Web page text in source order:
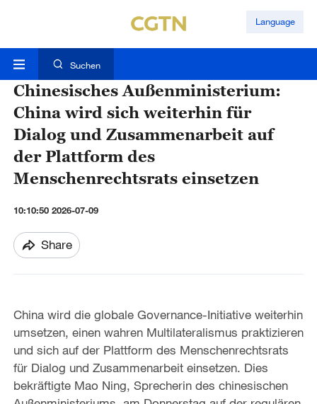
Language
Suchen
Chinesisches Außenministerium:
China wird sich weiterhin für
Dialog und Zusammenarbeit auf
der Plattform des
Menschenrechtsrats einsetzen
10:10:50 2026-07-09
Share
China wird die globale Governance-Initiative weiterhin
umsetzen, einen wahren Multilateralismus praktizieren
und sich auf der Plattform des Menschenrechtsrats
für Dialog und Zusammenarbeit einsetzen. Dies
bekräftigte Mao Ning, Sprecherin des chinesischen